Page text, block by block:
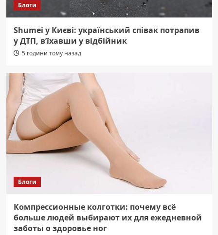
Блоги
Shumei у Києві: український співак потрапив
у ДТП, в’їхавши у відбійник
5 години тому назад
Блоги
Компрессионные колготки: почему всё
больше людей выбирают их для ежедневной
заботы о здоровье ног